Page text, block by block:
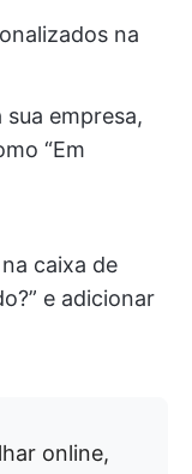
na
empresa,
“Em
caixa de
e adicionar
online,